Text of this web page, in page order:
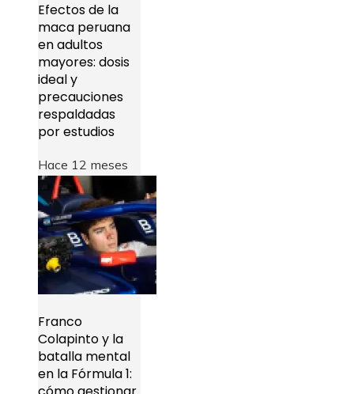
Efectos de la
maca peruana
en adultos
mayores: dosis
ideal y
precauciones
respaldadas
por estudios
Hace 12 meses
Franco
Colapinto y la
batalla mental
en la Fórmula 1: